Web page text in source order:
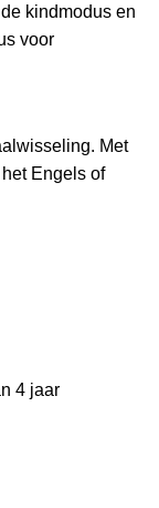
kindmodus en
voor
Met
Engels of
4 jaar